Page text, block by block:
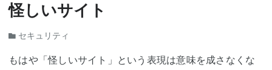
怪しいサイト
セキュリティ
もはや「怪しいサイト」という表現は意味を成さなくな